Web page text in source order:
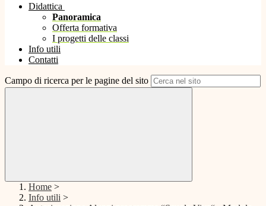
Didattica
Panoramica
Offerta formativa
I progetti delle classi
Info utili
Contatti
Campo di ricerca per le pagine del sito
Home >
Info utili >